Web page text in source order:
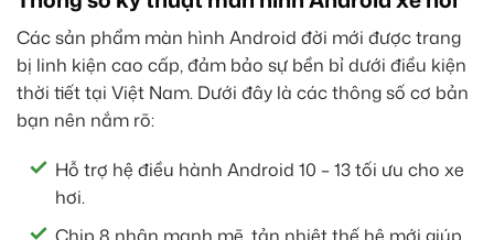
Các sản phẩm màn hình Android đời mới được trang
bị linh kiện cao cấp, đảm bảo sự bền bỉ dưới điều kiện
thời tiết tại Việt Nam. Dưới đây là các thông số cơ bản
bạn nên nắm rõ:
Hỗ trợ hệ điều hành Android 10 – 13 tối ưu cho xe
hơi.